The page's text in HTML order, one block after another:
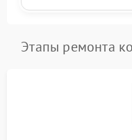
Этапы ремонта